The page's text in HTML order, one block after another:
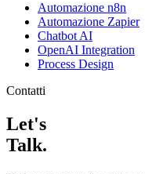
Automazione n8n
Automazione Zapier
Chatbot AI
OpenAI Integration
Process Design
Contatti
Let's
Talk.